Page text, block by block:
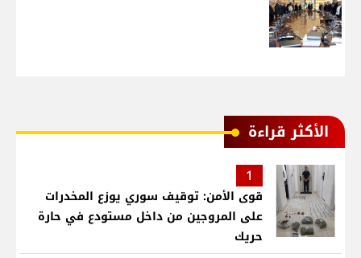
الأكثر قراءة
1
قوى الأمن: توقيف سوري يوزع المخدرات
على المروجين من داخل مستودع في حارة
حريك